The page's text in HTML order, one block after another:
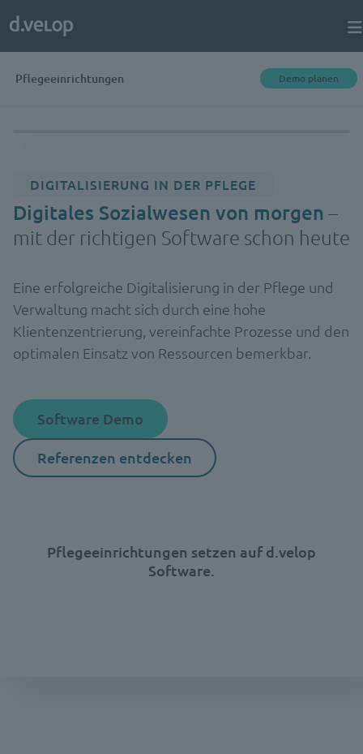
Pflegeeinrichtungen Demo planen
DIGITALISIERUNG IN DER PFLEGE
Digitales Sozialwesen von morgen –
mit der richtigen Software schon heute
Eine erfolgreiche Digitalisierung in der Pflege und
Verwaltung macht sich durch eine hohe
Klientenzentrierung, vereinfachte Prozesse und den
optimalen Einsatz von Ressourcen bemerkbar.
Software Demo
Referenzen entdecken
Pflegeeinrichtungen setzen auf d.velop
Software.